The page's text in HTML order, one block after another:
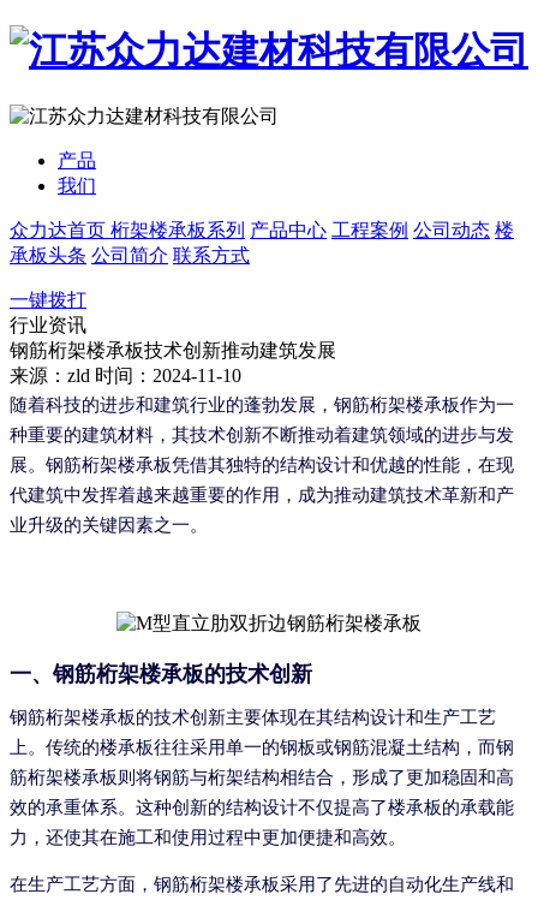
产品
我们
众力达首页 桁架楼承板系列 产品中心 工程案例 公司动态 楼
承板头条 公司简介 联系方式
一键拨打
行业资讯
钢筋桁架楼承板技术创新推动建筑发展
来源：zld 时间：2024-11-10
随着科技的进步和建筑行业的蓬勃发展，钢筋桁架楼承板作为一
种重要的建筑材料，其技术创新不断推动着建筑领域的进步与发
展。钢筋桁架楼承板凭借其独特的结构设计和优越的性能，在现
代建筑中发挥着越来越重要的作用，成为推动建筑技术革新和产
业升级的关键因素之一。
一、钢筋桁架楼承板的技术创新
钢筋桁架楼承板的技术创新主要体现在其结构设计和生产工艺
上。传统的楼承板往往采用单一的钢板或钢筋混凝土结构，而钢
筋桁架楼承板则将钢筋与桁架结构相结合，形成了更加稳固和高
效的承重体系。这种创新的结构设计不仅提高了楼承板的承载能
力，还使其在施工和使用过程中更加便捷和高效。
在生产工艺方面，钢筋桁架楼承板采用了先进的自动化生产线和